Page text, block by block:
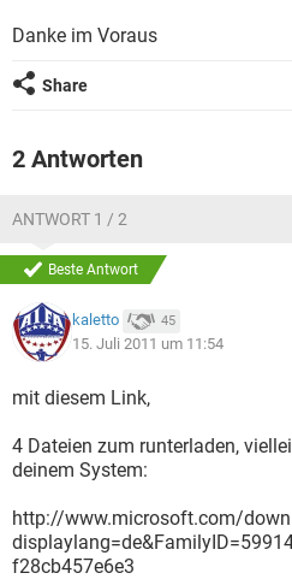
Danke im Voraus
Share
2 Antworten
ANTWORT 1 / 2
Beste Antwort
kaletto 45
15. Juli 2011 um 11:54
mit diesem Link,
4 Dateien zum runterladen,
deinem System:
http://www.microsoft.com/
f28cb457e6e3